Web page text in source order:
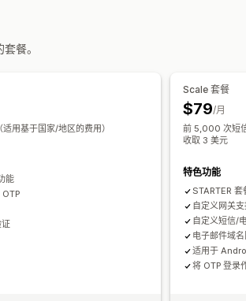
餐。
用基于国家/地区的费用）
能
证
Scale 套餐
$79/月
前 5,000 次短
收取 3 美元
特色功能
STARTER
自定义网关
自定义短信/
电子邮件域
适用于
将 OTP 登录